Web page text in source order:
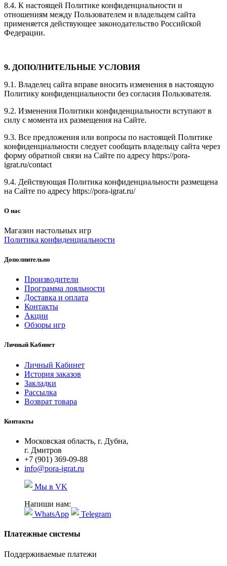
8.4. К настоящей Политике конфиденциальности и
отношениям между Пользователем и владельцем сайта
применяется действующее законодательство Российской
Федерации.
9. ДОПОЛНИТЕЛЬНЫЕ УСЛОВИЯ
9.1. Владелец сайта вправе вносить изменения в настоящую
Политику конфиденциальности без согласия Пользователя.
9.2. Изменения Политики конфиденциальности вступают в
силу с момента их размещения на Сайте.
9.3. Все предложения или вопросы по настоящей Политике
конфиденциальности следует сообщать владельцу сайта через
форму обратной связи на Сайте по адресу https://pora-
igrat.ru/contact
9.4. Действующая Политика конфиденциальности размещена
на Сайте по адресу https://pora-igrat.ru/
О нас
Магазин настольных игр
Политика конфиденциальности
Дополнительно
Производители
Программа лояльности
Доставка и оплата
Контакты
Акции
Обзоры игр
Личный Кабинет
Личный Кабинет
История заказов
Закладки
Рассылка
Возврат товара
Контакты
Московская область, г. Дубна,
г. Дмитров
+7 (901) 369-09-88
info@pora-igrat.ru
Мы в VK
Напиши нам:
WhatsApp
Telegram
Платежные системы
Поддерживаемые платежи